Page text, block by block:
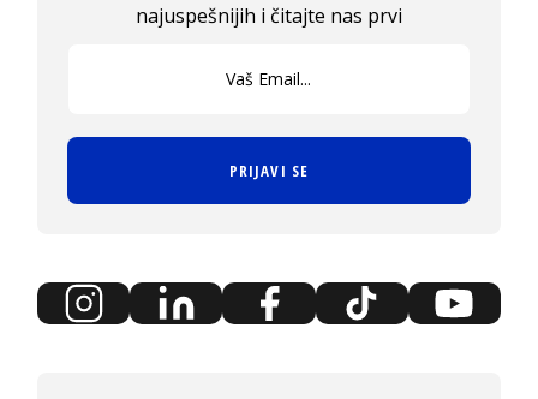
najuspešnijih i čitajte nas prvi
PRIJAVI SE